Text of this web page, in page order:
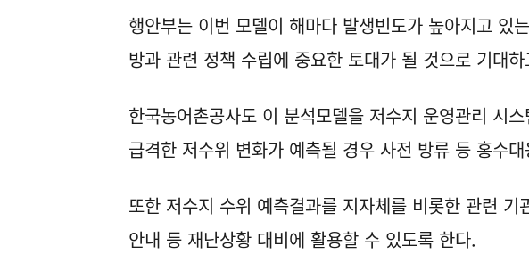
행안부는 이번 모델이 해마다 발생빈도가 높아지고 있
방과 관련 정책 수립에 중요한 토대가 될 것으로 기대
한국농어촌공사도 이 분석모델을 저수지 운영관리 시
급격한 저수위 변화가 예측될 경우 사전 방류 등 홍수
또한 저수지 수위 예측결과를 지자체를 비롯한 관련
안내 등 재난상황 대비에 활용할 수 있도록 한다.